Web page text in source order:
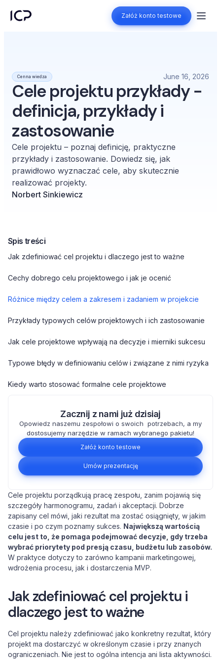
Załóż konto testowe
Załóż konto testowe
Cenna wiedza June 16, 2026
Cele projektu przykłady -
definicja, przykłady i
zastosowanie
Cele projektu – poznaj definicję, praktyczne
przykłady i zastosowanie. Dowiedz się, jak
prawidłowo wyznaczać cele, aby skutecznie
realizować projekty.
Norbert Sinkiewicz
Spis treści
Jak zdefiniować cel projektu i dlaczego jest to ważne
Cechy dobrego celu projektowego i jak je ocenić
Różnice między celem a zakresem i zadaniem w projekcie
Przykłady typowych celów projektowych i ich zastosowanie
Jak cele projektowe wpływają na decyzje i mierniki sukcesu
Typowe błędy w definiowaniu celów i związane z nimi ryzyka
Kiedy warto stosować formalne cele projektowe
Zacznij z nami już dzisiaj
Opowiedz naszemu zespołowi o swoich potrzebach, a my
dostosujemy narzędzie w ramach wybranego pakietu!
Załóż konto testowe
Umów prezentację
Cele projektu porządkują pracę zespołu, zanim pojawią się
szczegóły harmonogramu, zadań i akceptacji. Dobrze
zapisany cel mówi, jaki rezultat ma zostać osiągnięty, w jakim
czasie i po czym poznamy sukces. Największą wartością
celu jest to, że pomaga podejmować decyzje, gdy trzeba
wybrać priorytety pod presją czasu, budżetu lub zasobów.
W praktyce dotyczy to zarówno kampanii marketingowej,
wdrożenia procesu, jak i dostarczenia MVP.
Jak zdefiniować cel projektu i
dlaczego jest to ważne
Cel projektu należy zdefiniować jako konkretny rezultat, który
projekt ma dostarczyć w określonym czasie i przy znanych
ograniczeniach. Nie jest to ogólna intencja ani lista aktywności.